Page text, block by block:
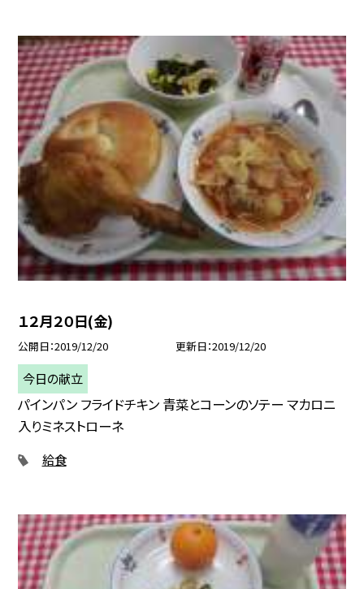
１２月２０日(金)
公開日 2019/12/20 更新日 2019/12/20
今日の献立
パインパン フライドチキン 青菜とコーンのソテー マカロニ
入りミネストローネ
給食